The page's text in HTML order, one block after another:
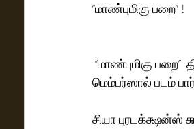
“மாண்புமிகு பறை” !
மெம்பர்ஸால் படம்
சியா புரடக்க்ஷன்ஸ்